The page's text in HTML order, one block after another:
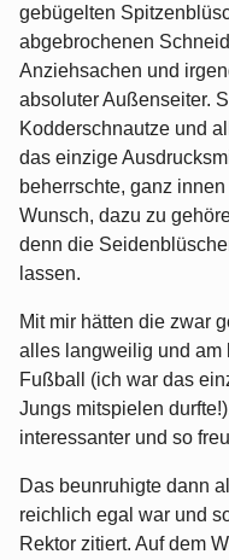
gebügelten
abgebrochenen
Anziehsachen und
absoluter Außenseiter.
Kodderschnautze und
das einzige
beherrschte, ganz
Wunsch, dazu zu
denn die
lassen.
Mit mir hätten die zwar
alles langweilig und am
Fußball (ich war das
Jungs mitspielen
interessanter und so
Das beunruhigte dann
reichlich egal war und
Rektor zitiert. Auf dem